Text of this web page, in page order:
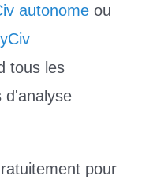
autonome ou
tous les
d'analyse
pour